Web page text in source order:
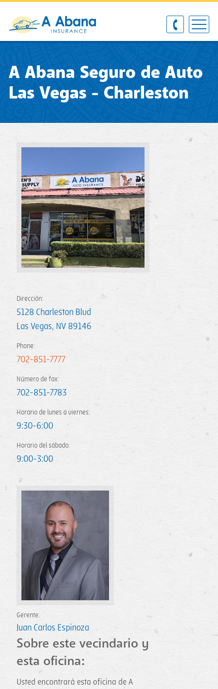
A Abana Seguro de Auto
Las Vegas - Charleston
Dirección:
5128 Charleston Blvd
Las Vegas, NV 89146
Phone:
702-851-7777
Número de fax:
702-851-7783
Horario de lunes a viernes:
9:30-6:00
Horario del sábado:
9:00-3:00
Gerente:
Juan Carlos Espinoza
Sobre este vecindario y
esta oficina:
Usted encontrará esta oficina de A